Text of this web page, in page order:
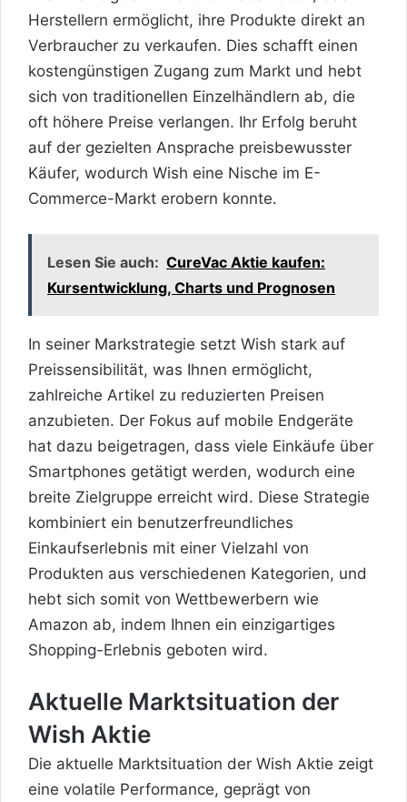
Herstellern ermöglicht, ihre Produkte direkt an
Verbraucher zu verkaufen. Dies schafft einen
kostengünstigen Zugang zum Markt und hebt
sich von traditionellen Einzelhändlern ab, die
oft höhere Preise verlangen. Ihr Erfolg beruht
auf der gezielten Ansprache preisbewusster
Käufer, wodurch Wish eine Nische im E-
Commerce-Markt erobern konnte.
Lesen Sie auch: CureVac Aktie kaufen:
Kursentwicklung, Charts und Prognosen
In seiner Markstrategie setzt Wish stark auf
Preissensibilität, was Ihnen ermöglicht,
zahlreiche Artikel zu reduzierten Preisen
anzubieten. Der Fokus auf mobile Endgeräte
hat dazu beigetragen, dass viele Einkäufe über
Smartphones getätigt werden, wodurch eine
breite Zielgruppe erreicht wird. Diese Strategie
kombiniert ein benutzerfreundliches
Einkaufserlebnis mit einer Vielzahl von
Produkten aus verschiedenen Kategorien, und
hebt sich somit von Wettbewerbern wie
Amazon ab, indem Ihnen ein einzigartiges
Shopping-Erlebnis geboten wird.
Aktuelle Marktsituation der
Wish Aktie
Die aktuelle Marktsituation der Wish Aktie zeigt
eine volatile Performance, geprägt von